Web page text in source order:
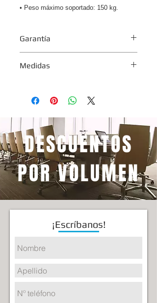
• Peso máximo soportado: 150 kg.
Garantía
Medidas
Altura Total-Silla: 108 cm. a 115 cm.
Ancho del asiento: 52 cm.
Profundidad del asiento: 48 cm.
Ancho del respaldar: 46.5 cm.
Altura del respaldar: 60 cm. a 65 cm.
DESCUENTOS
POR VOLUMEN
¡Escríbanos!